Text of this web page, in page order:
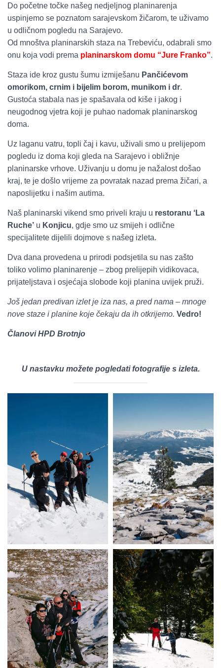
Do početne točke našeg nedjeljnog planinarenja
uspinjemo se poznatom sarajevskom žičarom, te uživamo
u odličnom pogledu na Sarajevo.
Od mnoštva planinarskih staza na Trebeviću, odabrali smo
onu koja vodi prema planinarskom domu “Jure Franko”.
Staza ide kroz gustu šumu izmiješanu Pančićevom
omorikom, crnim i bijelim borom, munikom i dr.
Gustoća stabala nas je spašavala od kiše i jakog i
neugodnog vjetra koji je puhao nadomak planinarskog
doma.
Uz laganu vatru, topli čaj i kavu, uživali smo u prelijepom
pogledu iz doma koji gleda na Sarajevo i obližnje
planinarske vrhove. Uživanju u domu je nažalost došao
kraj, te je došlo vrijeme za povratak nazad prema žičari, a
naposlijetku i našim autima.
Naš planinarski vikend smo priveli kraju u restoranu ‘La
Ruche’ u Konjicu, gdje smo uz smijeh i odlične
specijalitete dijelili dojmove s našeg izleta.
Dva dana provedena u prirodi podsjetila su nas zašto
toliko volimo planinarenje – zbog prelijepih vidikovaca,
prijateljstava i osjećaja slobode koji planina uvijek pruži.
Još jedan predivan izlet je iza nas, a pred nama – mnoge
nove staze i planine koje čekaju da ih otkrijemo. Vedro!
Članovi HPD Brotnjo
U nastavku možete pogledati fotografije s izleta.